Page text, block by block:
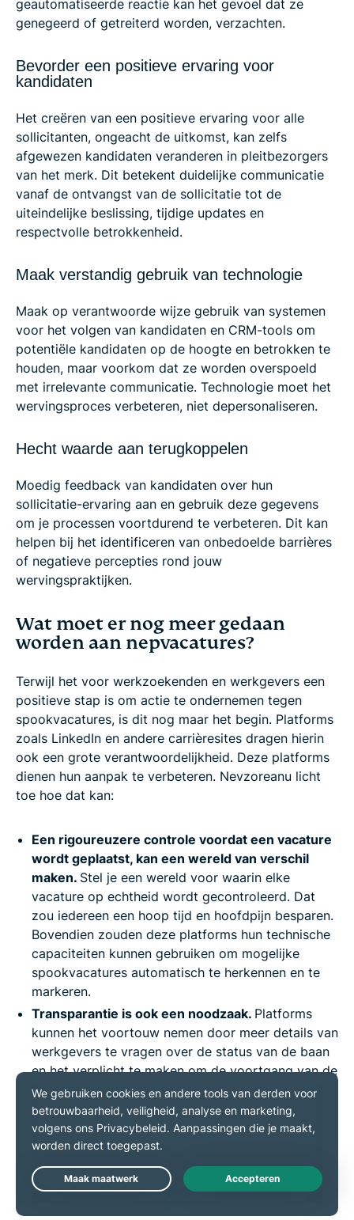
geautomatiseerde reactie kan het gevoel dat ze
genegeerd of getreiterd worden, verzachten.
Bevorder een positieve ervaring voor
kandidaten
Het creëren van een positieve ervaring voor alle
sollicitanten, ongeacht de uitkomst, kan zelfs
afgewezen kandidaten veranderen in pleitbezorgers
van het merk. Dit betekent duidelijke communicatie
vanaf de ontvangst van de sollicitatie tot de
uiteindelijke beslissing, tijdige updates en
respectvolle betrokkenheid.
Maak verstandig gebruik van technologie
Maak op verantwoorde wijze gebruik van systemen
voor het volgen van kandidaten en CRM-tools om
potentiële kandidaten op de hoogte en betrokken te
houden, maar voorkom dat ze worden overspoeld
met irrelevante communicatie. Technologie moet het
wervingsproces verbeteren, niet depersonaliseren.
Hecht waarde aan terugkoppelen
Moedig feedback van kandidaten over hun
sollicitatie-ervaring aan en gebruik deze gegevens
om je processen voortdurend te verbeteren. Dit kan
helpen bij het identificeren van onbedoelde barrières
of negatieve percepties rond jouw
wervingspraktijken.
Wat moet er nog meer gedaan
worden aan nepvacatures?
Terwijl het voor werkzoekenden en werkgevers een
positieve stap is om actie te ondernemen tegen
spookvacatures, is dit nog maar het begin. Platforms
zoals LinkedIn en andere carrièresites dragen hierin
ook een grote verantwoordelijkheid. Deze platforms
dienen hun aanpak te verbeteren. Nevzoreanu licht
toe hoe dat kan:
Een rigoureuzere controle voordat een vacature
wordt geplaatst, kan een wereld van verschil
maken. Stel je een wereld voor waarin elke
vacature op echtheid wordt gecontroleerd. Dat
zou iedereen een hoop tijd en hoofdpijn besparen.
Bovendien zouden deze platforms hun technische
capaciteiten kunnen gebruiken om mogelijke
spookvacatures automatisch te herkennen en te
markeren.
Transparantie is ook een noodzaak. Platforms
kunnen het voortouw nemen door meer details van
werkgevers te vragen over de status van de baan
en het verplicht te maken om de voortgang van de
baan bij te werken. Is iemand aangenomen?
Geweldig, laat die status in real-time veranderen.
Er gaat ook niets boven het wapenen van
mensen met kennis.Platforms hebben het bereik
en de middelen om zowel werkgevers te
informeren over de gevolgen van spookvacatures
Live Chat